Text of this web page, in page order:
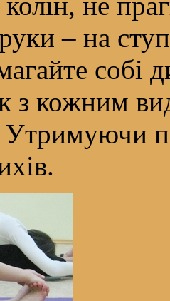
– на
собі
з кожним